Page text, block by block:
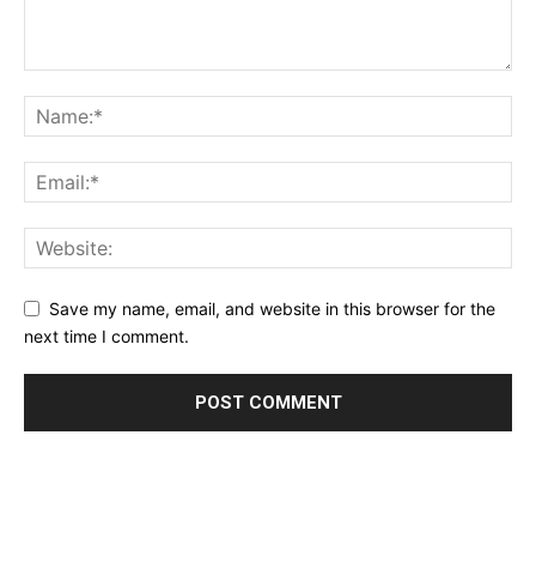
Save my name, email, and website in this browser for the
next time I comment.